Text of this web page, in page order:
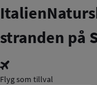
Italien
stranden på
Flyg som tillval